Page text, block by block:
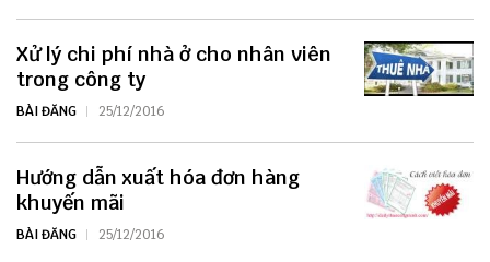
Xử lý chi phí nhà ở cho nhân viên
trong công ty
BÀI ĐĂNG 25/12/2016
Hướng dẫn xuất hóa đơn hàng
khuyến mãi
BÀI ĐĂNG 25/12/2016